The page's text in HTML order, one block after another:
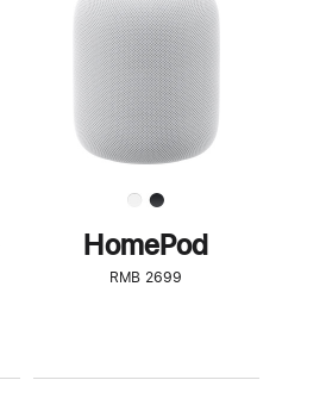
了
解
HomePod<
HomePod
RMB 2699